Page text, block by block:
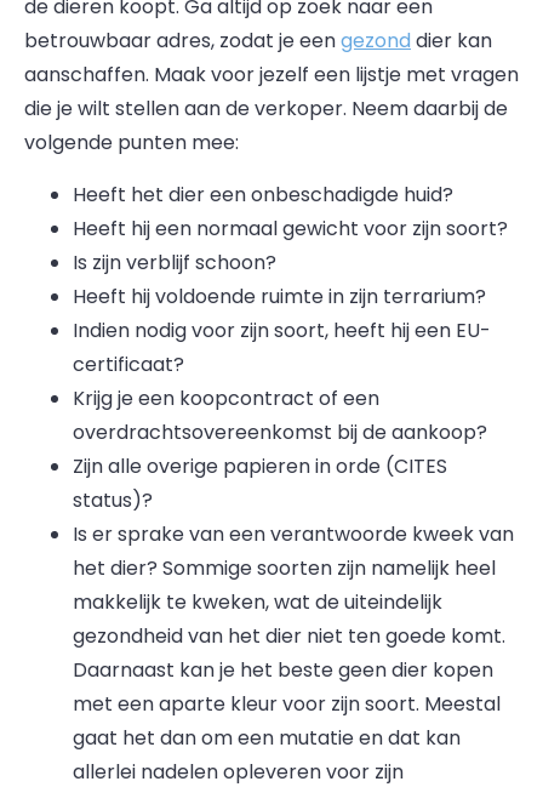
de dieren koopt. Ga altijd op zoek naar een
betrouwbaar adres, zodat je eengezond dier kan
aanschaffen. Maak voor jezelf een lijstje met vragen
die je wilt stellen aan de verkoper. Neem daarbij de
volgende punten mee:
Heeft het dier een onbeschadigde huid?
Heeft hij een normaal gewicht voor zijn soort?
Is zijn verblijf schoon?
Heeft hij voldoende ruimte in zijn terrarium?
Indien nodig voor zijn soort, heeft hij een EU-
certificaat?
Krijg je een koopcontract of een
overdrachtsovereenkomst bij de aankoop?
Zijn alle overige papieren in orde (CITES
status)?
Is er sprake van een verantwoorde kweek van
het dier? Sommige soorten zijn namelijk heel
makkelijk te kweken, wat de uiteindelijk
gezondheid van het dier niet ten goede komt.
Daarnaast kan je het beste geen dier kopen
met een aparte kleur voor zijn soort. Meestal
gaat het dan om een mutatie en dat kan
allerlei nadelen opleveren voor zijn